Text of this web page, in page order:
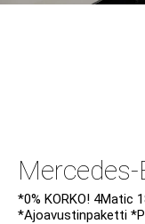
Mercedes-
*0% KORKO! 4Matic
*Ajoavustinpaketti